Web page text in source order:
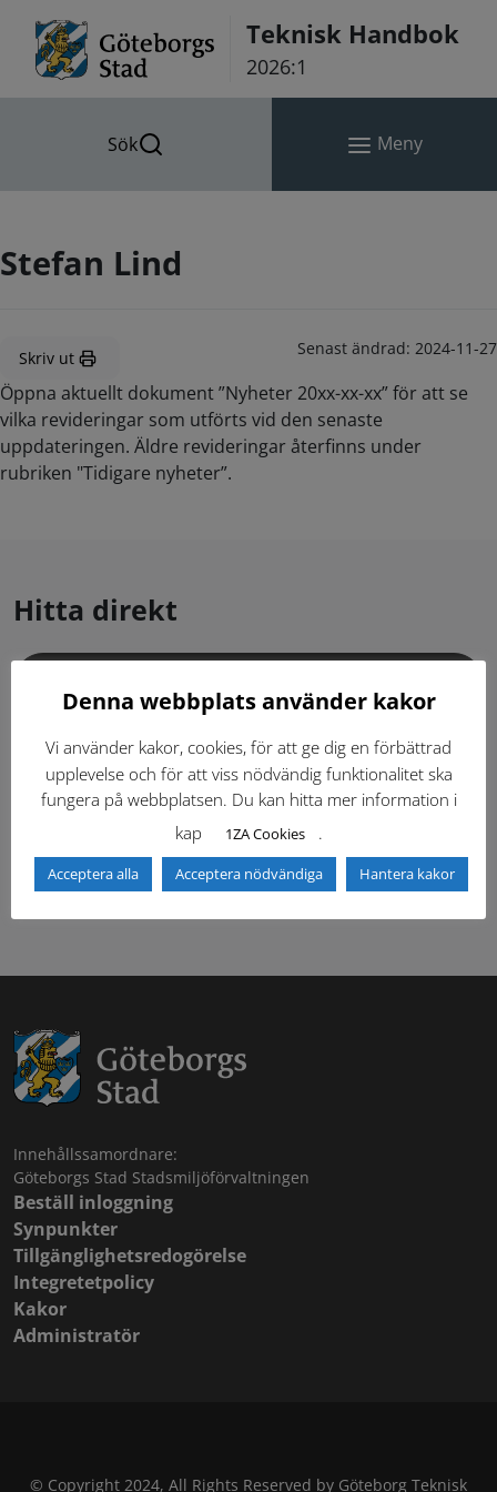
Teknisk Handbok
2026:1
Sök Meny
Stefan Lind
Skriv ut Senast ändrad: 2024-11-27
Öppna aktuellt dokument ”Nyheter 20xx-xx-xx” för att se
vilka revideringar som utförts vid den senaste
uppdateringen. Äldre revideringar återfinns under
rubriken "Tidigare nyheter”.
Hitta direkt
Dokumentbibliotek Kontaktlista
Tidigare versioner Nyheter
Säkerhetsordningen
Innehållssamordnare:
Göteborgs Stad Stadsmiljöförvaltningen
Beställ inloggning
Synpunkter
Tillgänglighetsredogörelse
Integretetpolicy
Kakor
Administratör
© Copyright 2024, All Rights Reserved by Göteborg Teknisk
Denna webbplats använder kakor
Vi använder kakor, cookies, för att ge dig en förbättrad
upplevelse och för att viss nödvändig funktionalitet ska
fungera på webbplatsen. Du kan hitta mer information i
kap
1ZA Cookies .
Acceptera alla Acceptera nödvändiga Hantera kakor